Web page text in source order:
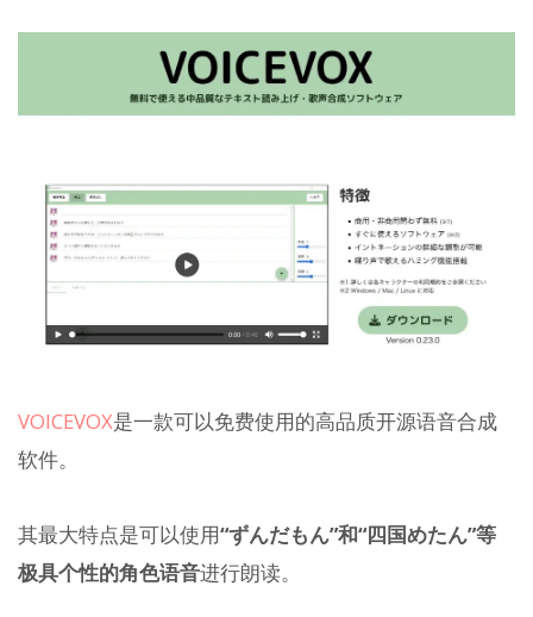
VOICEVOX是一款可以免费使用的高品质开源语音合成
软件。
其最大特点是可以使用“ずんだもん”和“四国めたん”等
极具个性的角色语音进行朗读。